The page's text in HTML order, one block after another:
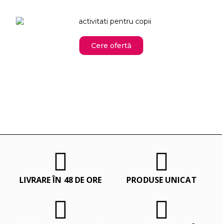
Cere ofertă
LIVRARE ÎN 48 DE ORE PRODUSE UNICAT